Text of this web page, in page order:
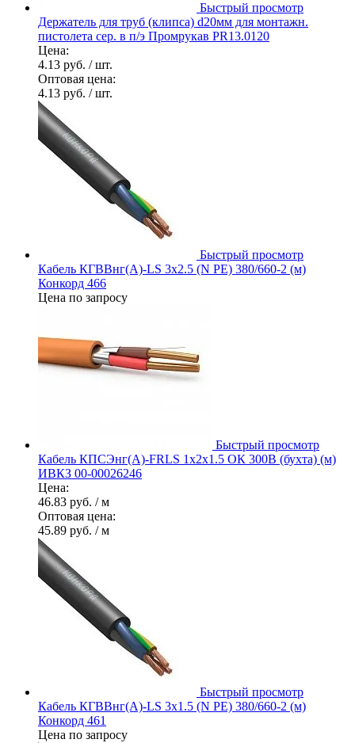
Быстрый просмотр
Держатель для труб (клипса) d20мм для монтажн.
пистолета сер. в п/э Промрукав PR13.0120
Цена:
4.13 руб. / шт.
Оптовая цена:
4.13 руб. / шт.
Быстрый просмотр
Кабель КГВВнг(А)-LS 3х2.5 (N PE) 380/660-2 (м)
Конкорд 466
Цена по запросу
Быстрый просмотр
Кабель КПСЭнг(А)-FRLS 1х2х1.5 ОК 300В (бухта) (м)
ИВКЗ 00-00026246
Цена:
46.83 руб. / м
Оптовая цена:
45.89 руб. / м
Быстрый просмотр
Кабель КГВВнг(А)-LS 3х1.5 (N PE) 380/660-2 (м)
Конкорд 461
Цена по запросу